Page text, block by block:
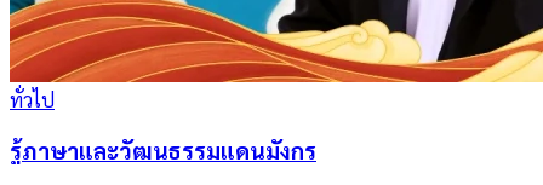
ทั่วไป
รู้ภาษาและวัฒนธรรมแดนมังกร